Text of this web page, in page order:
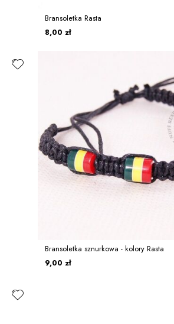
Bransoletka Rasta
8,00 zł
Bransoletka sznurkowa - kolory Rasta
9,00 zł